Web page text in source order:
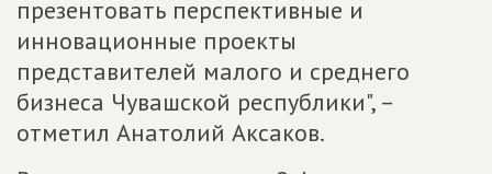
презентовать перспективные и
инновационные проекты
представителей малого и среднего
бизнеса Чувашской республики", –
отметил Анатолий Аксаков.